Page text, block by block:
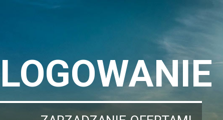
LOGOWANIE